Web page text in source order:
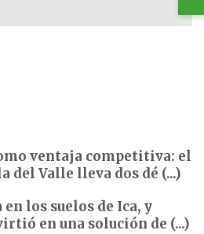
ventaja competitiva: el
del Valle lleva dos dé (...)
los suelos de Ica, y
en una solución de (...)